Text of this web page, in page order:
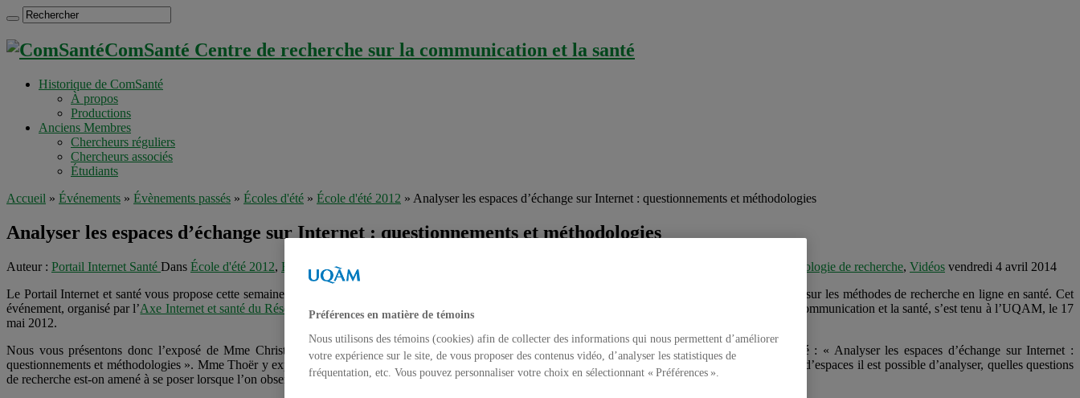
ComSanté Centre de recherche sur la communication et la santé
Historique de ComSanté
À propos
Productions
Anciens Membres
Chercheurs réguliers
Chercheurs associés
Étudiants
Accueil » Événements » Évènements passés » Écoles d'été » École d'été 2012 » Analyser les espaces d’échange sur Internet : questionnements et méthodologies
Analyser les espaces d’échange sur Internet : questionnements et méthodologies
Auteur : Portail Internet Santé Dans École d'été 2012, Écoles d'été,Étudier l’Internet santé Méthodologie de recherche, Vidéos vendredi 4 avril 2014
Le Portail Internet et santé vous propose cette semaine la deuxième d’une série de trois vidéos portant sur les conférences ayant eu lieu lors de l’École d’été sur les méthodes de recherche en ligne en santé. Cet
événement, organisé par l’Axe Internet et santé du Réseau de recherche en santé des populations du Québec
, le Centre de recherche sur la communication et la santé, s’est tenu à l’UQAM, le 17
mai 2012.
Nous vous présentons donc l’exposé de Mme Christine Thoër, professeure au Département de communication sociale et publique de l’UQAM, intitulé : « Analyser les espaces d’échange sur Internet :
questionnements et méthodologies ». Mme Thoër y expose notamment pourquoi il s’avère intéressant d’analyser les espaces d’échange en ligne, quels types d’espaces il est possible d’analyser, quelles questions
de recherche est-on amené à se poser lorsque l’on observe ces espaces et quelles sont les méthodologies pouvant être utilisées.
Préférences en matière de témoins
Nous utilisons des témoins (cookies) afin de collecter des informations qui nous permettent d’améliorer
votre expérience sur le site, de vous proposer des contenus vidéo, d’analyser les statistiques de
fréquentation, etc. Vous pouvez personnaliser votre choix en sélectionnant « Préférences ».